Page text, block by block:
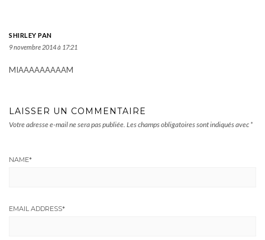
SHIRLEY PAN
9 novembre 2014 à 17:21
MIAAAAAAAAAM
LAISSER UN COMMENTAIRE
Votre adresse e-mail ne sera pas publiée. Les champs obligatoires sont indiqués avec *
NAME*
EMAIL ADDRESS*